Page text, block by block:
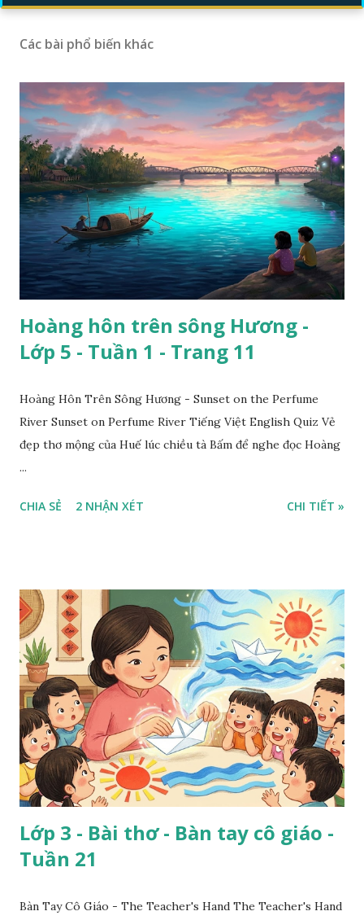
Các bài phổ biến khác
Hoàng hôn trên sông Hương -
Lớp 5 - Tuần 1 - Trang 11
Hoàng Hôn Trên Sông Hương - Sunset on the Perfume
River Sunset on Perfume River Tiếng Việt English Quiz Vẻ
đẹp thơ mộng của Huế lúc chiều tà Bấm để nghe đọc Hoàng
...
CHIA SẺ 2 NHẬN XÉT CHI TIẾT »
Lớp 3 - Bài thơ - Bàn tay cô giáo -
Tuần 21
Bàn Tay Cô Giáo - The Teacher's Hand The Teacher's Hand